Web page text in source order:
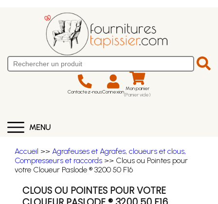
Contactez-nousConnexion Mon panier
(Panier vide)
MENU
Accueil >> Agrafeuses et Agrafes, cloueurs et clous,
Compresseurs et raccords >> Clous ou Pointes pour
votre Cloueur Paslode ® 3200 50 F16
CLOUS OU POINTES POUR VOTRE